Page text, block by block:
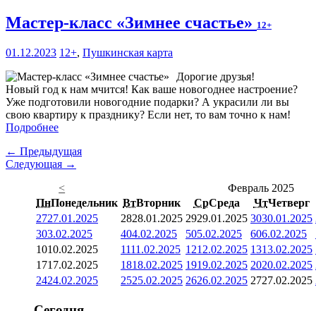
Мастер-класс «Зимнее счастье» 12+
01.12.2023 12+, Пушкинская карта
Дорогие друзья!
Новый год к нам мчится! Как ваше новогоднее настроение?
Уже подготовили новогодние подарки? А украсили ли вы
свою квартиру к празднику? Если нет, то вам точно к нам!
Подробнее
← Предыдущая
Следующая →
<
Февраль 2025
ПнПонедельник ВтВторник СрСреда ЧтЧетверг
2727.01.2025 2828.01.2025 2929.01.2025 3030.01.2025
303.02.2025 404.02.2025 505.02.2025 606.02.2025
1010.02.2025 1111.02.2025 1212.02.2025 1313.02.2025
1717.02.2025 1818.02.2025 1919.02.2025 2020.02.2025
2424.02.2025 2525.02.2025 2626.02.2025 2727.02.2025